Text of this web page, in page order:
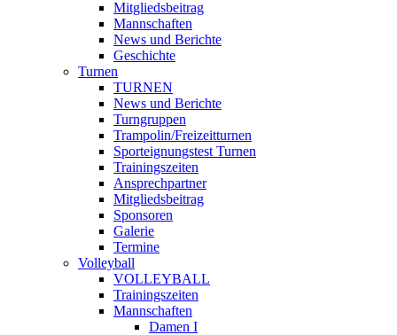
Mitgliedsbeitrag
Mannschaften
News und Berichte
Geschichte
Turnen
TURNEN
News und Berichte
Turngruppen
Trampolin/Freizeitturnen
Sporteignungstest Turnen
Trainingszeiten
Ansprechpartner
Mitgliedsbeitrag
Sponsoren
Galerie
Termine
Volleyball
VOLLEYBALL
Trainingszeiten
Mannschaften
Damen I